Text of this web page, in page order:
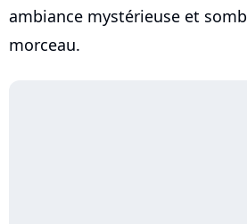
ambiance mystérieuse et
morceau.